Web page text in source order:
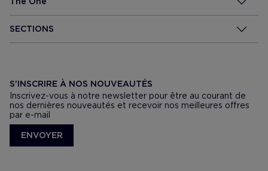
SECTIONS
S'INSCRIRE À NOS NOUVEAUTÉS
Inscrivez-vous à notre newsletter pour être au courant de
nos dernières nouveautés et recevoir nos meilleures offres
par e-mail
ENVOYER